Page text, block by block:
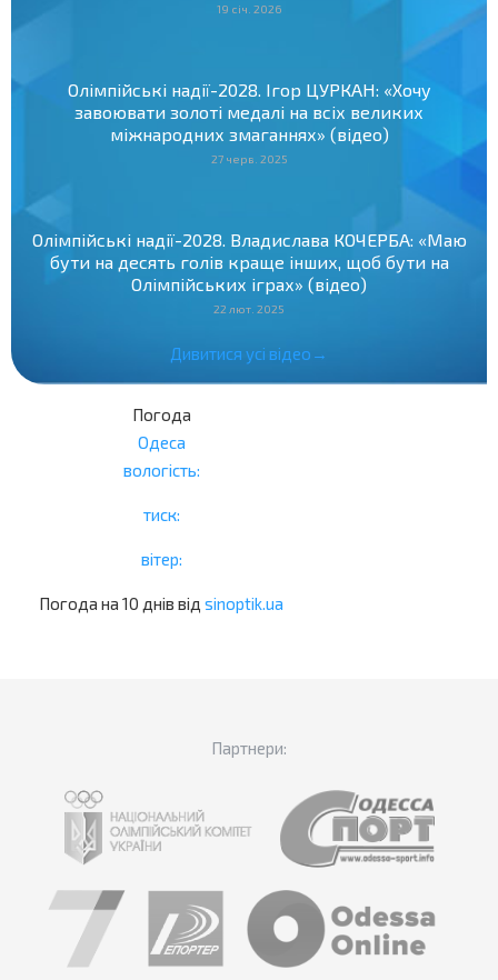
19 січ. 2026
Олімпійські надії-2028. Ігор ЦУРКАН: «Хочу
завоювати золоті медалі на всіх великих
міжнародних змаганнях» (відео)
27 черв. 2025
Олімпійські надії-2028. Владислава КОЧЕРБА: «Маю
бути на десять голів краще інших, щоб бути на
Олімпійських іграх» (відео)
22 лют. 2025
Дивитися усі відео→
Погода
Одеса
вологість:
тиск:
вітер:
Погода на 10 днів від sinoptik.ua
Партнери: